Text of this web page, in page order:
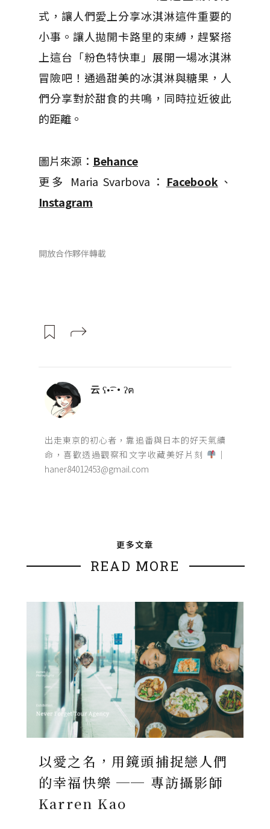
式，讓人們愛上分享冰淇淋這件重要的
小事。 讓人拋開卡路里的束縛，趕緊搭
上這台「粉色特快車」展開一場冰淇淋
冒險吧！通過甜美的冰淇淋與糖果，人
們分享對於甜食的共鳴，同時拉近彼此
的距離。
圖片來源： Behance
更多 Maria Svarbova： Facebook 、
Instagram
開放合作夥伴轉載
云 ʕ•͡-•ʔฅ
出走東京的初心者，靠追番與日本的好天氣續
命，喜歡透過觀察和文字收藏美好片刻
｜
haner84012453@gmail.com
更多文章
READ MORE
以愛之名，用鏡頭捕捉戀人們
的幸福快樂 ── 專訪攝影師
Karren Kao